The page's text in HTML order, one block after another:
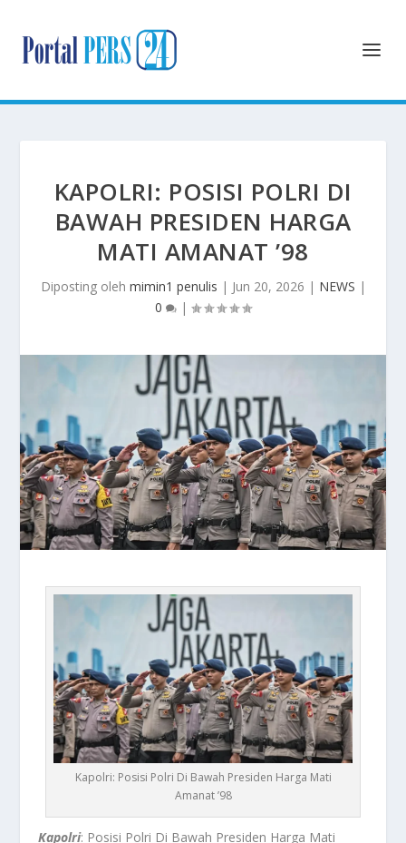
KAPOLRI: POSISI POLRI DI
BAWAH PRESIDEN HARGA
MATI AMANAT ’98
Diposting oleh mimin1 penulis | Jun 20, 2026 | NEWS |
0
|
Kapolri: Posisi Polri Di Bawah Presiden Harga Mati
Amanat ’98
Kapolri: Posisi Polri Di Bawah Presiden Harga Mati